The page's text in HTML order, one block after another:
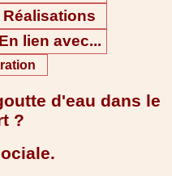
Réalisations
En lien avec...
d'eau dans le
?